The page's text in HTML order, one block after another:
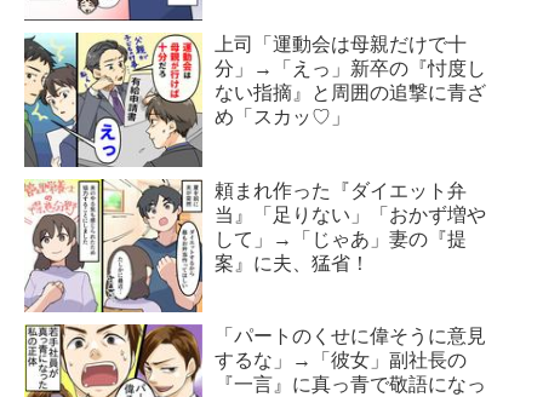
上司「運動会は母親だけで十
分」→「えっ」新卒の『忖度し
ない指摘』と周囲の追撃に青ざ
め「スカッ♡」
頼まれ作った『ダイエット弁
当』「足りない」「おかず増や
して」→「じゃあ」妻の『提
案』に夫、猛省！
「パートのくせに偉そうに意見
するな」→「彼女」副社長の
『一言』に真っ青で敬語になっ